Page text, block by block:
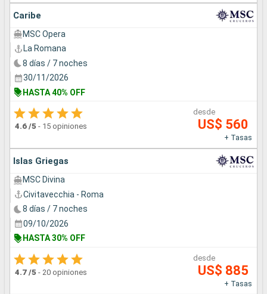
Caribe
MSC Opera
La Romana
8 días / 7 noches
30/11/2026
HASTA 40% OFF
4.6 /5 - 15 opiniones
desde
US$ 560
+ Tasas
Islas Griegas
MSC Divina
Civitavecchia - Roma
8 días / 7 noches
09/10/2026
HASTA 30% OFF
4.7 /5 - 20 opiniones
desde
US$ 885
+ Tasas